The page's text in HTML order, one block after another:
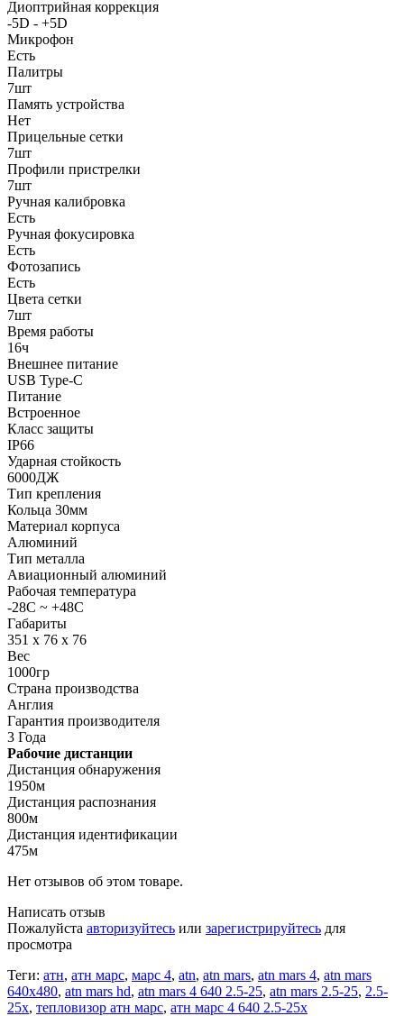
Диоптрийная коррекция
-5D - +5D
Микрофон
Есть
Палитры
7шт
Память устройства
Нет
Прицельные сетки
7шт
Профили пристрелки
7шт
Ручная калибровка
Есть
Ручная фокусировка
Есть
Фотозапись
Есть
Цвета сетки
7шт
Время работы
16ч
Внешнее питание
USB Type-C
Питание
Встроенное
Класс защиты
IP66
Ударная стойкость
6000ДЖ
Тип крепления
Кольца 30мм
Материал корпуса
Алюминий
Тип металла
Авиационный алюминий
Рабочая температура
-28C ~ +48C
Габариты
351 x 76 x 76
Вес
1000гр
Страна производства
Англия
Гарантия производителя
3 Года
Рабочие дистанции
Дистанция обнаружения
1950м
Дистанция распознания
800м
Дистанция идентификации
475м
Нет отзывов об этом товаре.
Написать отзыв
Пожалуйста авторизуйтесь или зарегистрируйтесь для
просмотра
Теги: атн, атн марс, марс 4, atn, atn mars, atn mars 4, atn mars
640x480, atn mars hd, atn mars 4 640 2.5-25, atn mars 2.5-25, 2.5-
25x, тепловизор атн марс, атн марс 4 640 2.5-25х